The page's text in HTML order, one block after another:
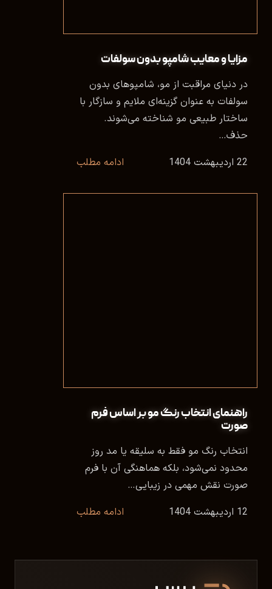
مزایا و معایب شامپو بدون سولفات
در دنیای مراقبت از مو، شامپوهای بدون
سولفات به ‌عنوان گزینه‌ای ملایم و سازگار با
ساختار طبیعی مو شناخته می‌شوند.
حذف…
22 اردیبهشت 1404
ادامه مطلب
راهنمای انتخاب رنگ مو بر اساس فرم
صورت
انتخاب رنگ مو فقط به سلیقه یا مد روز
محدود نمی‌شود، بلکه هماهنگی آن با فرم
صورت نقش مهمی در زیبایی…
12 اردیبهشت 1404
ادامه مطلب